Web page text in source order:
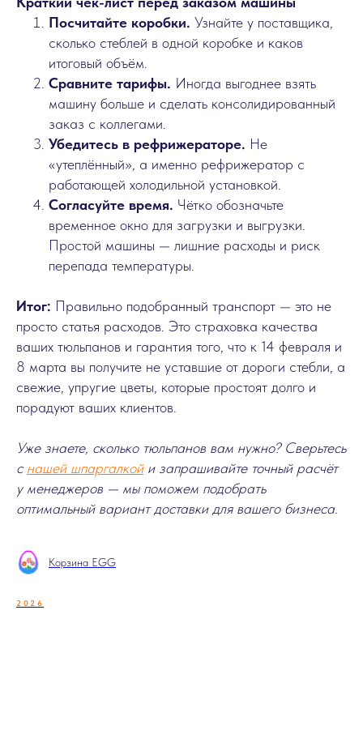
Посчитайте коробки. Узнайте у поставщика,
сколько стеблей в одной коробке и каков
итоговый объём.
Сравните тарифы. Иногда выгоднее взять
машину больше и сделать консолидированный
заказ с коллегами.
Убедитесь в рефрижераторе. Не
«утеплённый», а именно рефрижератор с
работающей холодильной установкой.
Согласуйте время. Чётко обозначьте
временное окно для загрузки и выгрузки.
Простой машины — лишние расходы и риск
перепада температуры.
Итог: Правильно подобранный транспорт — это не
просто статья расходов. Это страховка качества
ваших тюльпанов и гарантия того, что к 14 февраля и
8 марта вы получите не уставшие от дороги стебли, а
свежие, упругие цветы, которые простоят долго и
порадуют ваших клиентов.
Уже знаете, сколько тюльпанов вам нужно? Сверьтесь
снашей шпаргалкойи запрашивайте точный расчёт
у менеджеров — мы поможем подобрать
оптимальный вариант доставки для вашего бизнеса.
Корзина EGG
2026